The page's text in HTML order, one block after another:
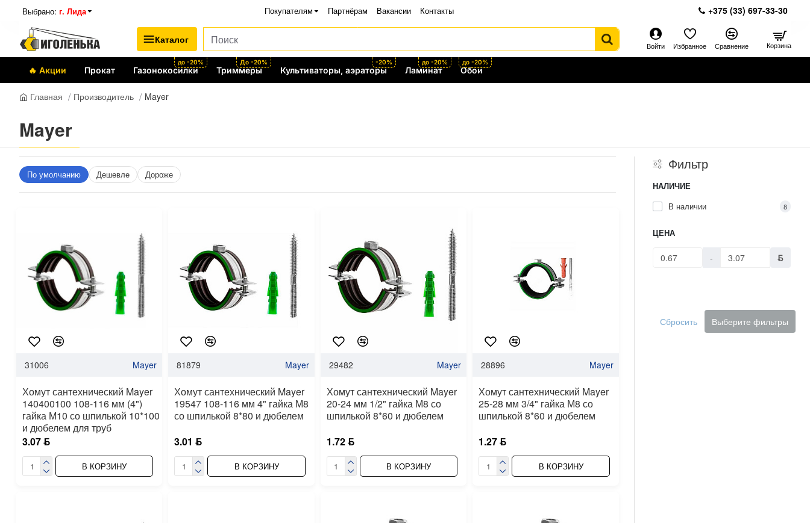
Выбрано: г. Лида Покупателям Партнёрам Вакансии Контакты +375 (33) 697-33-30
Каталог
Войти Избранное Сравнение Корзина
🔥 Акции Прокат Газонокосилки
до -20%
Триммеры
До -20%
Культиваторы, аэраторы
-20%
Ламинат
до -20%
Обои
до -20%
Главная Производитель Mayer
Mayer
По умолчанию Дешевле Дороже
31006 Mayer
Хомут сантехнический Mayer
140400100 108-116 мм (4")
гайка М10 со шпилькой 10*100
и дюбелем для труб
3.07 ƃ
В КОРЗИНУ
81879 Mayer
Хомут сантехнический Mayer
19547 108-116 мм 4" гайка М8
со шпилькой 8*80 и дюбелем
3.01 ƃ
В КОРЗИНУ
29482 Mayer
Хомут сантехнический Mayer
20-24 мм 1/2" гайка М8 со
шпилькой 8*60 и дюбелем
1.72 ƃ
В КОРЗИНУ
28896 Mayer
Хомут сантехнический Mayer
25-28 мм 3/4" гайка М8 со
шпилькой 8*60 и дюбелем
1.27 ƃ
В КОРЗИНУ
Фильтр
НАЛИЧИЕ
В наличии
8
ЦЕНА
- ƃ
Сбросить Выберите фильтры